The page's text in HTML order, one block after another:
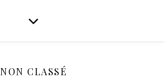
NON CLASSÉ